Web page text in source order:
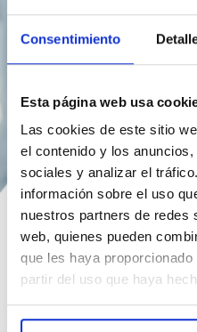
Consentimiento
Esta página web usa
Las cookies de este sitio
el contenido y los
sociales y analizar el
información sobre el uso
nuestros partners de redes
web, quienes pueden
que les haya
partir del uso que haya